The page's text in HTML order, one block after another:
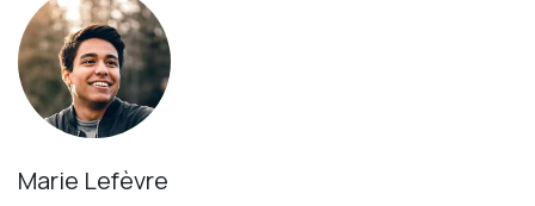
Marie Lefèvre